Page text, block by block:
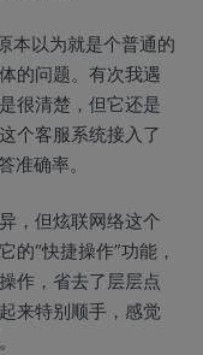
本以为就是个普通的
的问题。有次我遇
很清楚，但它还是
个客服系统接入了
准确率。
，但炫联网络这个
的“快捷操作”功能，
作，省去了层层点
来特别顺手，感觉